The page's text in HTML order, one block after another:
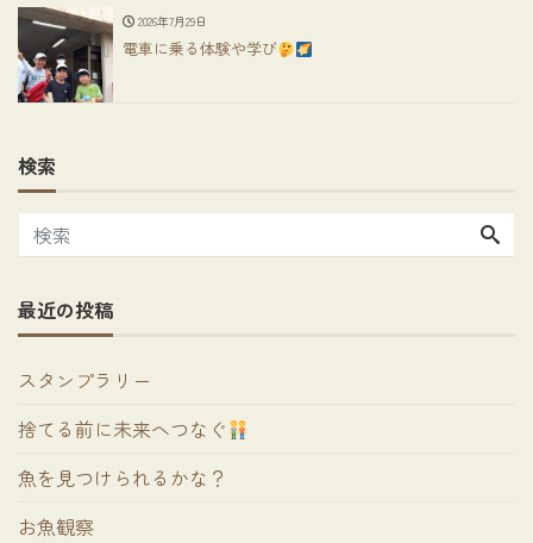
2026年7月29日
電車に乗る体験や学び
検索
最近の投稿
スタンプラリー
捨てる前に未来へつなぐ
魚を見つけられるかな？
お魚観察